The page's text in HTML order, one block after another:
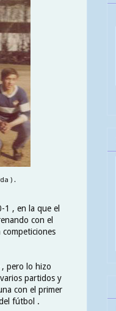
) .
1 , en la que el
con el
, pero lo hizo
partidos y
con el primer
fútbol .